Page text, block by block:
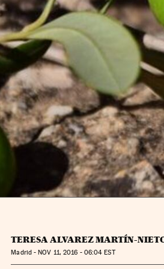
TERESA ALVAREZ MARTÍN-
Madrid -NOV 11, 2016 - 06:04 EST